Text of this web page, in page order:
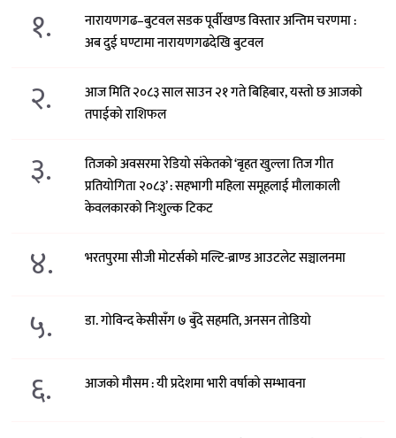
१.
नारायणगढ–बुटवल सडक पूर्वीखण्ड विस्तार अन्तिम चरणमा :
अब दुई घण्टामा नारायणगढदेखि बुटवल
२.
आज मिति २०८३ साल साउन २१ गते बिहिबार, यस्तो छ आजको
तपाईको राशिफल
३.
तिजको अवसरमा रेडियो संकेतको ‘बृहत खुल्ला तिज गीत
प्रतियोगिता २०८३’ : सहभागी महिला समूहलाई मौलाकाली
केवलकारको निःशुल्क टिकट
४. भरतपुरमा सीजी मोटर्सको मल्टि-ब्राण्ड आउटलेट सञ्चालनमा
५. डा. गोविन्द केसीसँग ७ बुँदे सहमति, अनसन तोडियो
६. आजको मौसम : यी प्रदेशमा भारी वर्षाको सम्भावना